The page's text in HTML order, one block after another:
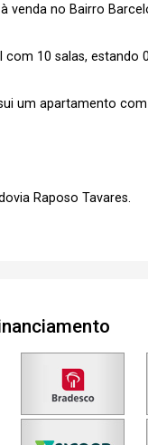
venda no Bairro
com 10 salas, estando
um apartamento
Raposo Tavares.